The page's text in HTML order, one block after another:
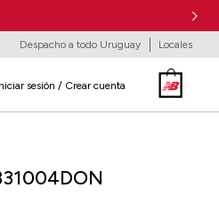
Despacho a todo Uruguay Locales